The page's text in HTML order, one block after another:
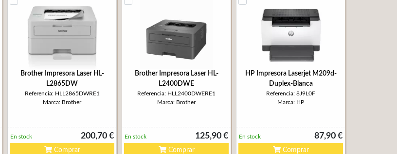
Brother Impresora Laser HL-
L2865DW
Referencia: HLL2865DWRE1
Marca: Brother
200,70 €
En stock
Comprar
Brother Impresora Laser HL-
L2400DWE
Referencia: HLL2400DWERE1
Marca: Brother
125,90 €
En stock
Comprar
HP Impresora Laserjet M209d-
Duplex-Blanca
Referencia: 8J9L0F
Marca: HP
87,90 €
En stock
Comprar